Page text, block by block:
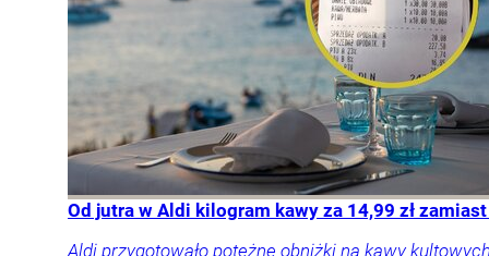
Od jutra w Aldi kilogram kawy za 14,99 zł
Aldi przygotowało potężne obniżki na kawy